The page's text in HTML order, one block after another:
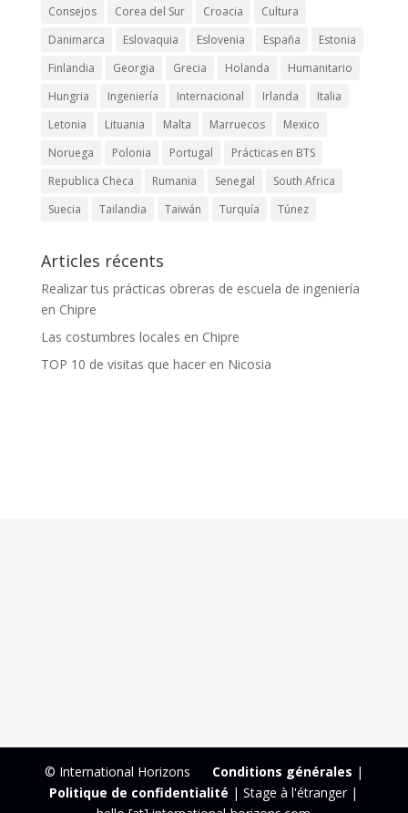
Consejos
Corea del Sur Croacia
Cultura
Danimarca
Eslovaquia Eslovenia España
Estonia
Finlandia
Georgia Grecia Holanda
Humanitario
Hungria
Ingeniería Internacional Irlanda
Italia
Letonia
Lituania Malta Marruecos
Mexico
Noruega
Polonia Portugal
Prácticas en BTS
Republica Checa
Rumania Senegal
South Africa
Suecia
Tailandia Taiwán Turquía Túnez
Articles récents
Realizar tus prácticas obreras de escuela de ingeniería
en Chipre
Las costumbres locales en Chipre
TOP 10 de visitas que hacer en Nicosia
© International Horizons Conditions générales |
Politique de confidentialité | Stage à l'étranger |